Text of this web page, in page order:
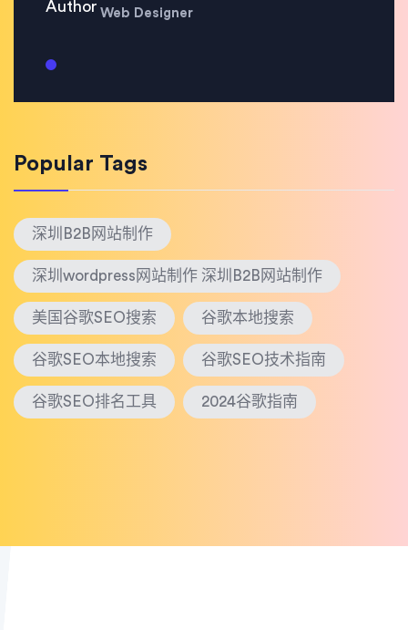
Web Designer
Popular Tags
深圳B2B网站制作
深圳wordpress网站制作 深圳B2B网站制作
美国谷歌SEO搜索 谷歌本地搜索
谷歌SEO本地搜索 谷歌SEO技术指南
谷歌SEO排名工具 2024谷歌指南